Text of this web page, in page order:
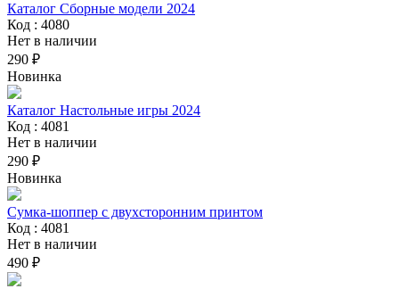
Каталог Сборные модели 2024
Код : 4080
Нет в наличии
290 ₽
Новинка
Каталог Настольные игры 2024
Код : 4081
Нет в наличии
290 ₽
Новинка
Сумка-шоппер с двухсторонним принтом
Код : 4081
Нет в наличии
490 ₽